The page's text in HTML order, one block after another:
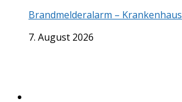
Brandmelderalarm – Krankenhaus
7. August 2026